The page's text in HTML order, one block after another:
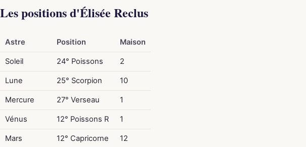
Les positions d'Élisée Reclus
Astre Position Maison
Soleil 24° Poissons 2
Lune 25° Scorpion 10
Mercure 27° Verseau 1
Vénus 12° Poissons R 1
Mars 12° Capricorne 12